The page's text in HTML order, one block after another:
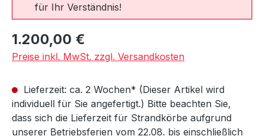
für Ihr Verständnis!
Regulärer Preis:
1.200,00 €
Preise inkl. MwSt. zzgl. Versandkosten
Lieferzeit: ca. 2 Wochen* (Dieser Artikel wird
individuell für Sie angefertigt.) Bitte beachten Sie,
dass sich die Lieferzeit für Strandkörbe aufgrund
unserer Betriebsferien vom 22.08. bis einschließlich